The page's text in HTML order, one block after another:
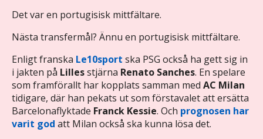
Det var en portugisisk mittfältare.
Nästa transfermål? Ännu en portugisisk mittfältare.
Enligt franska Le10sport ska PSG också ha gett sig in
i jakten på Lillesstjärna Renato Sanches. En spelare
som framförallt har kopplats samman med AC Milan
tidigare, där han pekats ut som förstavalet att ersätta
Barcelonaflyktade Franck Kessie. Och prognosen har
varit god att Milan också ska kunna lösa det.